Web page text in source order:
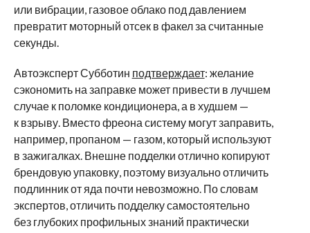
или вибрации, газовое облако под давлением
превратит моторный отсек в факел за считанные
секунды.
Автоэксперт Субботин подтверждает: желание
сэкономить на заправке может привести в лучшем
случае к поломке кондиционера, а в худшем —
к взрыву. Вместо фреона систему могут заправить,
например, пропаном — газом, который используют
в зажигалках. Внешне подделки отлично копируют
брендовую упаковку, поэтому визуально отличить
подлинник от яда почти невозможно. По словам
экспертов, отличить подделку самостоятельно
без глубоких профильных знаний практически